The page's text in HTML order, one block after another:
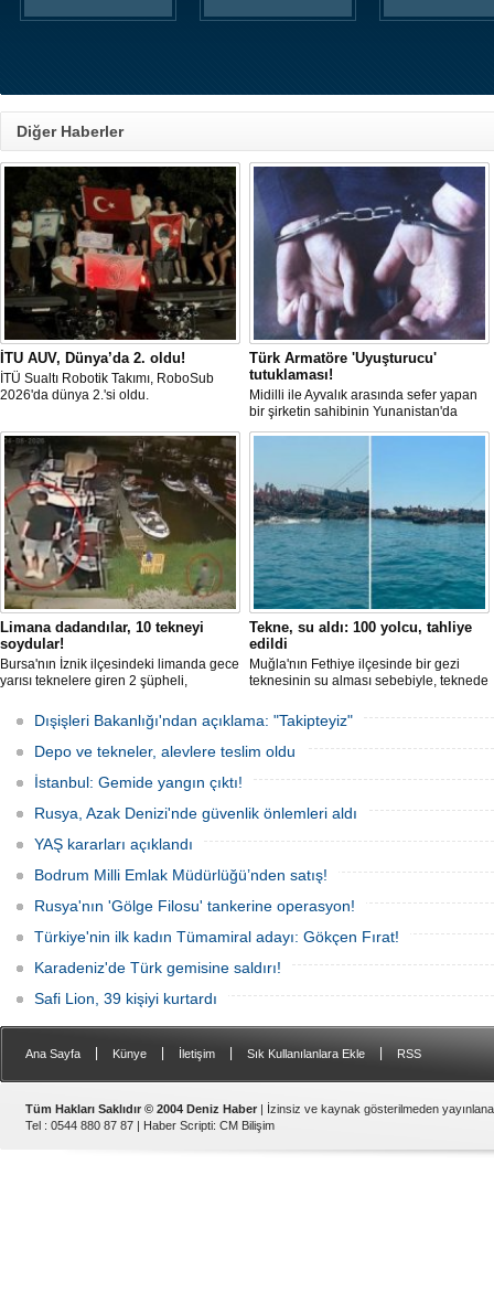
Diğer Haberler
İTU AUV, Dünya’da 2. oldu!
İTÜ Sualtı Robotik Takımı, RoboSub
2026'da dünya 2.'si oldu.
Türk Armatöre 'Uyuşturucu'
tutuklaması!
Midilli ile Ayvalık arasında sefer yapan
bir şirketin sahibinin Yunanistan'da
tutuklandığı bildirildi.
Limana dadandılar, 10 tekneyi
soydular!
Bursa'nın İznik ilçesindeki limanda gece
yarısı teknelere giren 2 şüpheli,
çaldı. Olay, güvenlik kameralarına
yansıdı, tekne sahiplerinin ihbarıyla
jandarma inceleme başlattı.
Tekne, su aldı: 100 yolcu, tahliye
edildi
Muğla'nın Fethiye ilçesinde bir gezi
teknesinin su alması sebebiyle, teknede
teknenin batmaması için bölgede
kurtarma çalışması başlatıldı.
Dışişleri Bakanlığı'ndan açıklama: "Takipteyiz"
Depo ve tekneler, alevlere teslim oldu
İstanbul: Gemide yangın çıktı!
Rusya, Azak Denizi'nde güvenlik önlemleri aldı
YAŞ kararları açıklandı
Bodrum Milli Emlak Müdürlüğü’nden satış!
Rusya'nın 'Gölge Filosu' tankerine operasyon!
Türkiye'nin ilk kadın Tümamiral adayı: Gökçen Fırat!
Karadeniz'de Türk gemisine saldırı!
Safi Lion, 39 kişiyi kurtardı
Ana Sayfa Künye İletişim Sık Kullanılanlara Ekle RSS
Tüm Hakları Saklıdır © 2004 Deniz Haber | İzinsiz ve kaynak gösterilmeden
Tel : 0544 880 87 87 | Haber Scripti: CM Bilişim